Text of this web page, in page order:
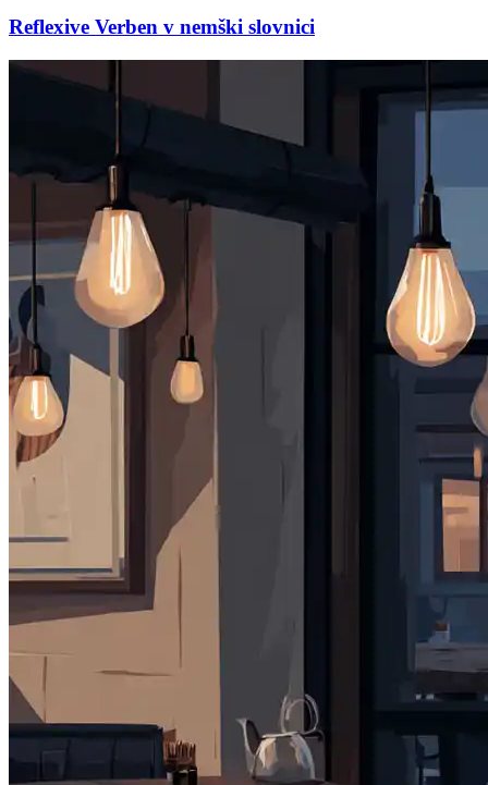
Reflexive Verben v nemški slovnici